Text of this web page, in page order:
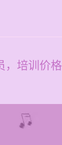
，培训价格